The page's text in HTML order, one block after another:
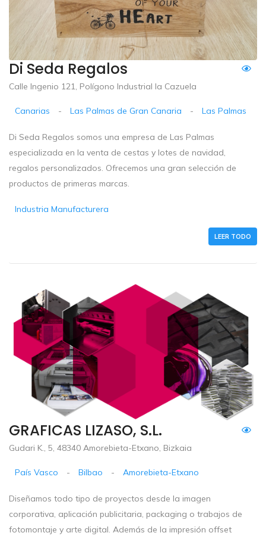
Di Seda Regalos
Calle Ingenio 121, Polígono Industrial la Cazuela
Canarias - Las Palmas de Gran Canaria - Las Palmas
Di Seda Regalos somos una empresa de Las Palmas
especializada en la venta de cestas y lotes de navidad,
regalos personalizados. Ofrecemos una gran selección de
productos de primeras marcas.
Industria Manufacturera
LEER TODO
GRAFICAS LIZASO, S.L.
Gudari K., 5, 48340 Amorebieta-Etxano, Bizkaia
País Vasco - Bilbao - Amorebieta-Etxano
Diseñamos todo tipo de proyectos desde la imagen
corporativa, aplicación publicitaria, packaging o trabajos de
fotomontaje y arte digital. Además de la impresión offset